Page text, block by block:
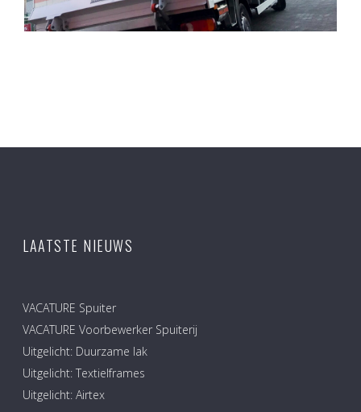
LAATSTE NIEUWS
VACATURE Spuiter
VACATURE Voorbewerker Spuiterij
Uitgelicht: Duurzame lak
Uitgelicht: Textielframes
Uitgelicht: Airtex